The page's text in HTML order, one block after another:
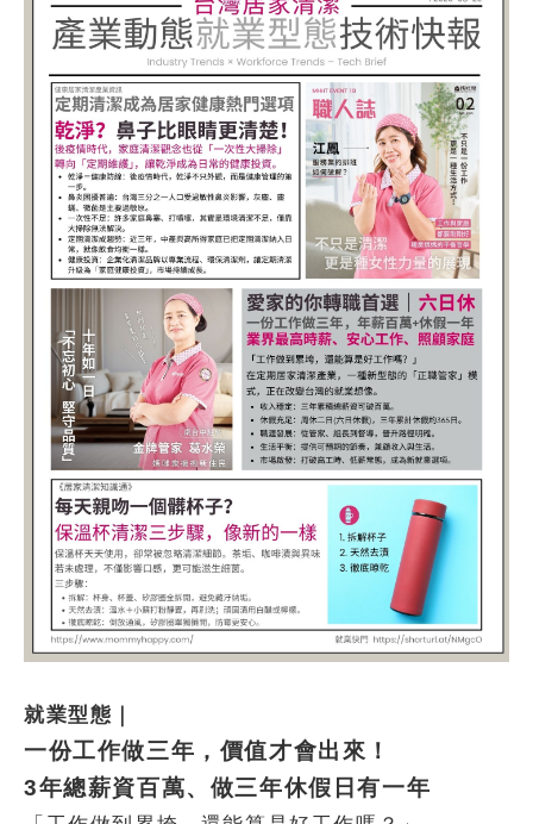
就業型態｜
一份工作做三年，價值才會出來！
3年總薪資百萬、做三年休假日有一年